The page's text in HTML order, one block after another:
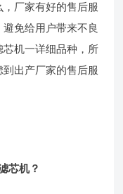
厂家有好的售后服
免给用户带来不良
机一详细品种，所
出产厂家的售后服
芯机？